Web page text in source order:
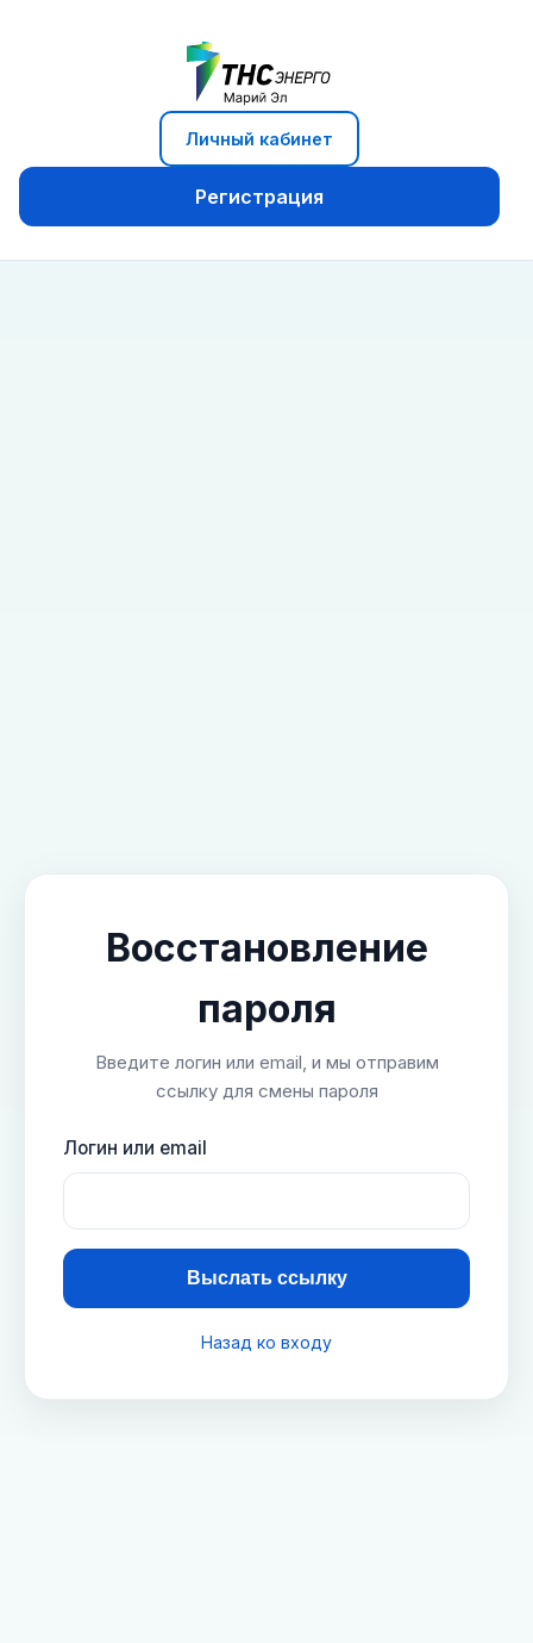
Личный кабинет
Регистрация
Восстановление
пароля
Введите логин или email, и мы отправим
ссылку для смены пароля
Логин или email
Выслать ссылку
Назад ко входу